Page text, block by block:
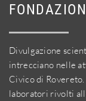
Divulgazione
intrecciano nelle
Civico di
laboratori rivolti